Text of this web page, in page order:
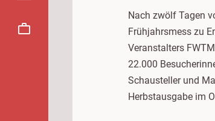
Nach zwölf Tagen
Frühjahrsmess zu
Veranstalters
22.000
Schausteller und
Herbstausgabe im